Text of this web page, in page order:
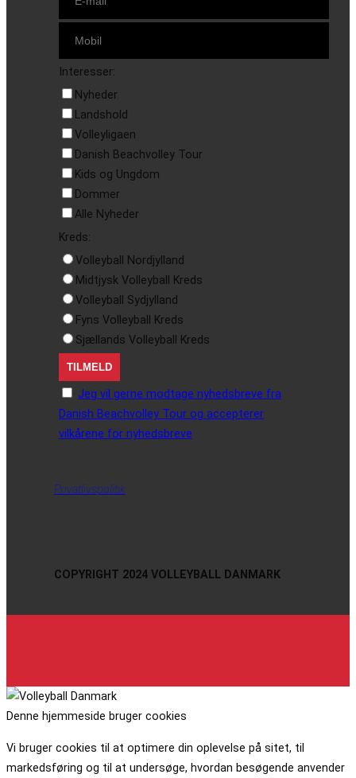
Interesser:
Nyheder
Landshold
Volleyligaen
Danish Beachvolley Tour
Kids og Ungdom
Dommer
Alle Nyheder
Kreds:
Volleyball Nordjylland
Midtjysk Volleyball Kreds
Volleyball Sydjylland
Fyns Volleyball Kreds
Sjællands Volleyball Kreds
Jeg vil gerne modtage nyhedsbreve fra
Danish Beachvolley Tour og accepterer
vilkårene for nyhedsbreve
Privatlivspolitik
COPYRIGHT 2024 VOLLEYBALL DANMARK
Denne hjemmeside bruger cookies
Vi bruger cookies til at optimere din oplevelse på sitet, til
markedsføring og til at undersøge, hvordan besøgende anvender